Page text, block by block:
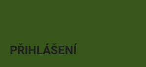
PŘIHLÁŠENÍ